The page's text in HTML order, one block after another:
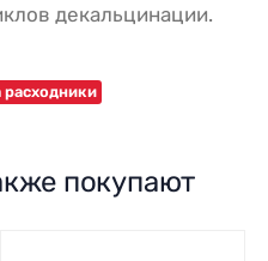
декальцинации.
расходники
покупают